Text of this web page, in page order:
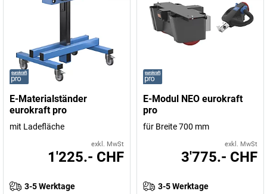
E-Materialständer
eurokraft pro
mit Ladefläche
exkl. MwSt
1'225.- CHF
3-5 Werktage
E-Modul NEO eurokraft
pro
für Breite 700 mm
exkl. MwSt
3'775.- CHF
3-5 Werktage